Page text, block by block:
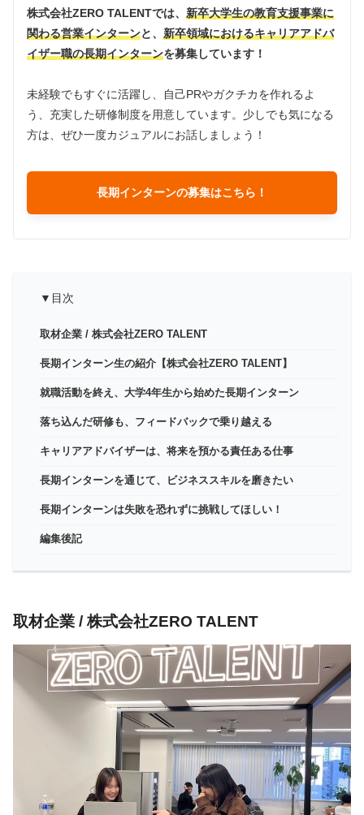
株式会社ZERO TALENTでは、 新卒大学生の教育支援事業に
関わる営業インターンと、 新卒領域におけるキャリアアドバ
イザー職の長期インターンを募集しています！
未経験でもすぐに活躍し、自己PRやガクチカを作れるよ
う、充実した研修制度を用意しています。少しでも気になる
方は、ぜひ一度カジュアルにお話しましょう！
長期インターンの募集はこちら！
▼目次
取材企業 / 株式会社ZERO TALENT
長期インターン生の紹介【株式会社ZERO TALENT】
就職活動を終え、大学4年生から始めた長期インターン
落ち込んだ研修も、フィードバックで乗り越える
キャリアアドバイザーは、将来を預かる責任ある仕事
長期インターンを通じて、ビジネススキルを磨きたい
長期インターンは失敗を恐れずに挑戦してほしい！
編集後記
取材企業 / 株式会社ZERO TALENT